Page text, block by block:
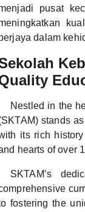
pusat
berjaya dalam
Nestled in the
stands
its rich
hearts of over
SKTAM’s
fostering the